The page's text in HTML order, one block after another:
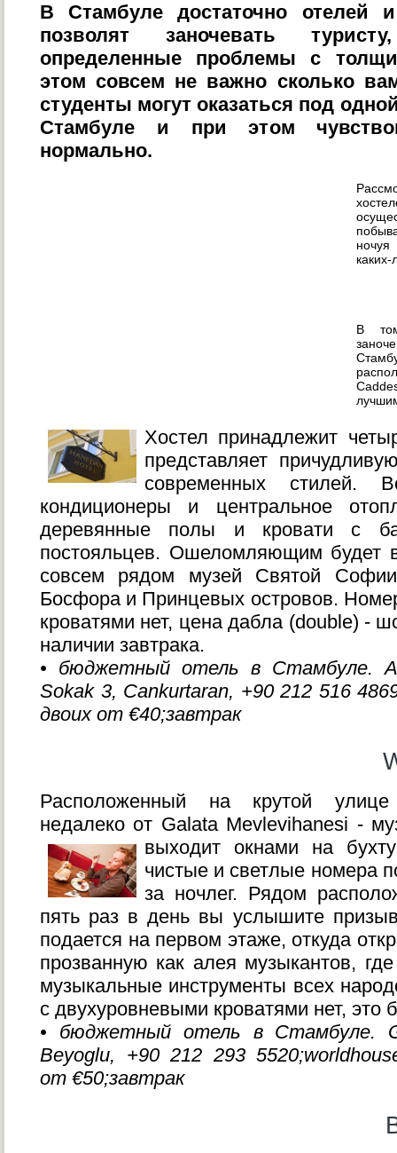
В Стамбуле достаточно отелей
позволят заночевать
определенные проблемы с
этом совсем не важно сколько
студенты могут оказаться под
Стамбуле и при этом
нормально.
В
Хостел принадлежит
представляет
современных стилей.
кондиционеры и центральное
деревянные полы и кровати с
постояльцев. Ошеломляющим будет
совсем рядом музей Святой
Босфора и Принцевых островов.
кроватями нет, цена дабла (double) -
наличии завтрака.
• бюджетный отель в Стамбуле.
Sokak 3, Cankurtaran, +90 212 516
двоих от €40;завтрак
Расположенный на крутой
недалеко от Galata Mevlevihanesi -
выходит окнами на
чистые и светлые номера
за ночлег. Рядом
пять раз в день вы услышите
подается на первом этаже, откуда
прозванную как алея музыкантов,
музыкальные инструменты всех
с двухуровневыми кроватями нет, это
• бюджетный отель в Стамбуле.
Beyoglu, +90 212 293
от €50;завтрак